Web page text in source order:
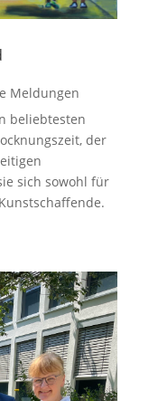
Meldungen
beliebtesten
der
sich sowohl für